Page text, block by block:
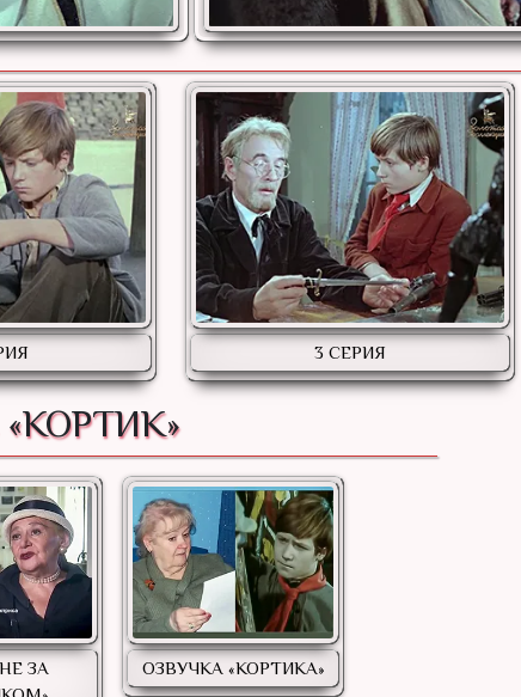
3 СЕРИЯ
ЗА
ОЗВУЧКА «КОРТИКА»